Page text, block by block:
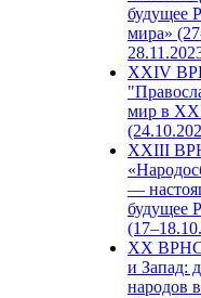
будущее
мира»
XXIV
мир в
XXIII
—
будущее
XX ВРНС
и Запад:
народов